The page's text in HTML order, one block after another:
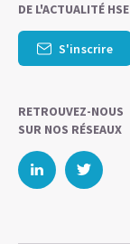
DE L'ACTUALITÉ HSE
S'inscrire
RETROUVEZ-NOUS
SUR NOS RÉSEAUX